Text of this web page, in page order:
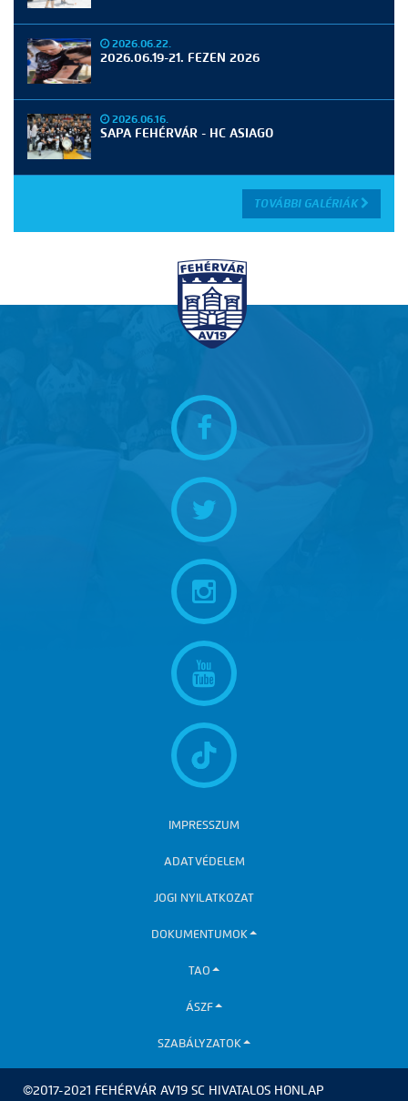
2026.06.22.
2026.06.19-21. FEZEN 2026
2026.06.16.
SAPA FEHÉRVÁR - HC ASIAGO
TOVÁBBI GALÉRIÁK
IMPRESSZUM
ADATVÉDELEM
JOGI NYILATKOZAT
DOKUMENTUMOK
TAO
ÁSZF
SZABÁLYZATOK
©2017-2021 FEHÉRVÁR AV19 SC HIVATALOS HONLAP